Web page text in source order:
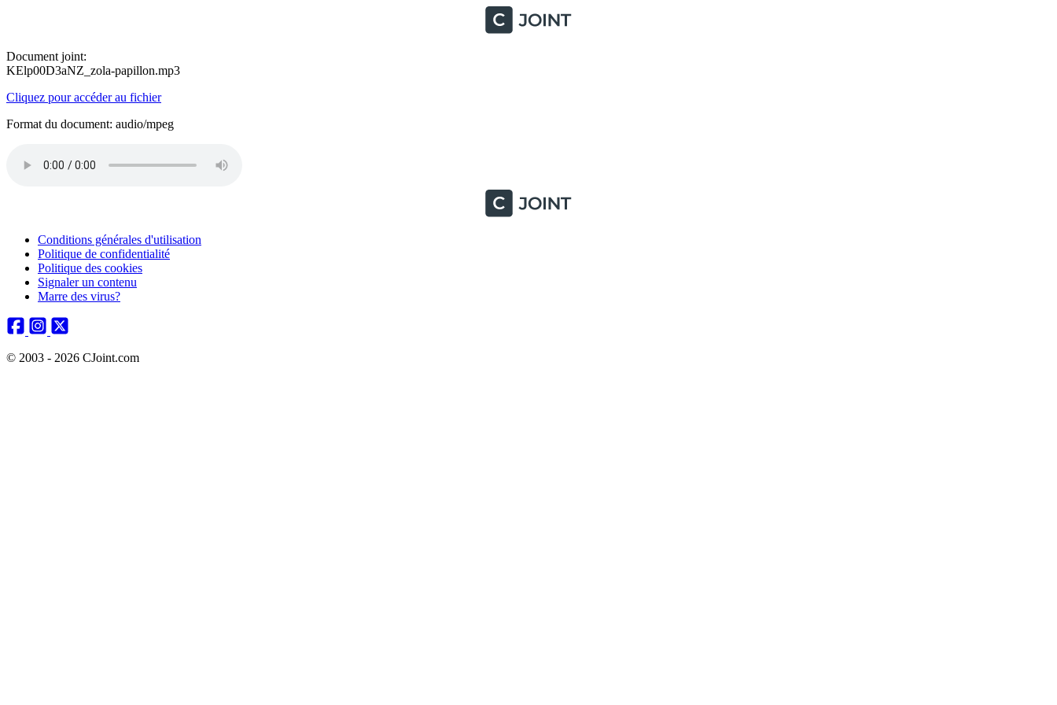
Document joint:
KElp00D3aNZ_zola-papillon.mp3
Cliquez pour accéder au fichier
Format du document: audio/mpeg
Conditions générales d'utilisation
Politique de confidentialité
Politique des cookies
Signaler un contenu
Marre des virus?
© 2003 - 2026 CJoint.com